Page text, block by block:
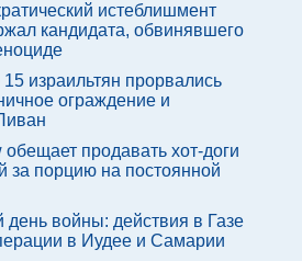
истеблишмент
кандидата, обвинявшего
израильтян прорвались
ограждение и
обещает продавать хот-доги
за порцию на постоянной
день войны: действия в Газе
в Иудее и Самарии